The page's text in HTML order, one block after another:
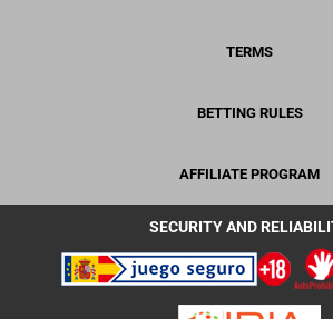
TERMS
BETTING RULES
AFFILIATE PROGRAM
SECURITY AND